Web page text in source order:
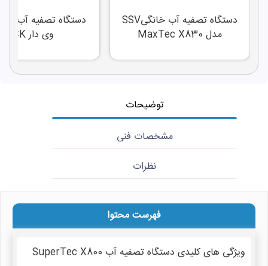
دستگاه تصفیه آب خانگیSSV
مدل MaxTec X830
وی دار CCK
توضیحات
مشخصات فنی
نظرات
فهرست محتوا
ویژگی های کلیدی دستگاه تصفیه آب SuperTec X800